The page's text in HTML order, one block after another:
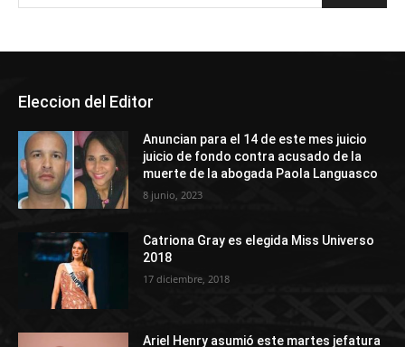
Eleccion del Editor
Anuncian para el 14 de este mes juicio
juicio de fondo contra acusado de la
muerte de la abogada Paola Languasco
8 junio, 2023
Catriona Gray es elegida Miss Universo
2018
17 diciembre, 2018
Ariel Henry asumió este martes jefatura